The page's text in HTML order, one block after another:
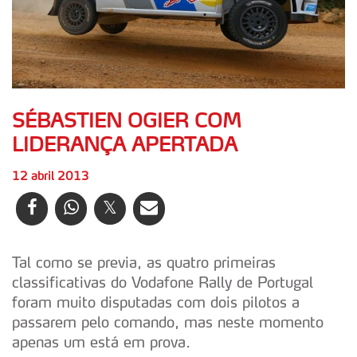
SÉBASTIEN OGIER COM
LIDERANÇA APERTADA
12 abril 2013
Tal como se previa, as quatro primeiras
classificativas do Vodafone Rally de Portugal
foram muito disputadas com dois pilotos a
passarem pelo comando, mas neste momento
apenas um está em prova.